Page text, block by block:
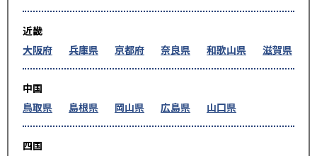
近畿
大阪府
兵庫県 京都府 奈良県 和歌山県 滋賀県
中国
鳥取県
島根県 岡山県 広島県 山口県
四国